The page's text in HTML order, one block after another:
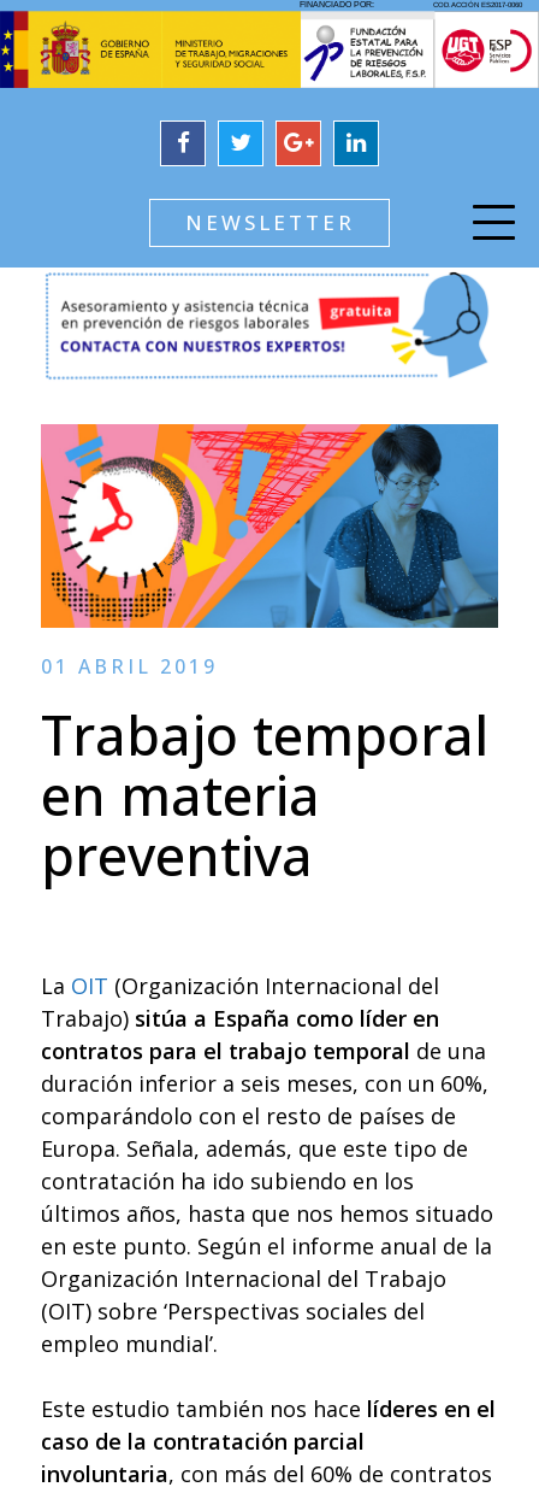
NEWSLETTER
01 ABRIL 2019
Trabajo temporal
en materia
preventiva
La OIT (Organización Internacional del
Trabajo) sitúa a España como líder en
contratos para el trabajo temporal de una
duración inferior a seis meses, con un 60%,
comparándolo con el resto de países de
Europa. Señala, además, que este tipo de
contratación ha ido subiendo en los
últimos años, hasta que nos hemos situado
en este punto. Según el informe anual de la
Organización Internacional del Trabajo
(OIT) sobre ‘Perspectivas sociales del
empleo mundial’.
Este estudio también nos hace líderes en el
caso de la contratación parcial
involuntaria, con más del 60% de contratos